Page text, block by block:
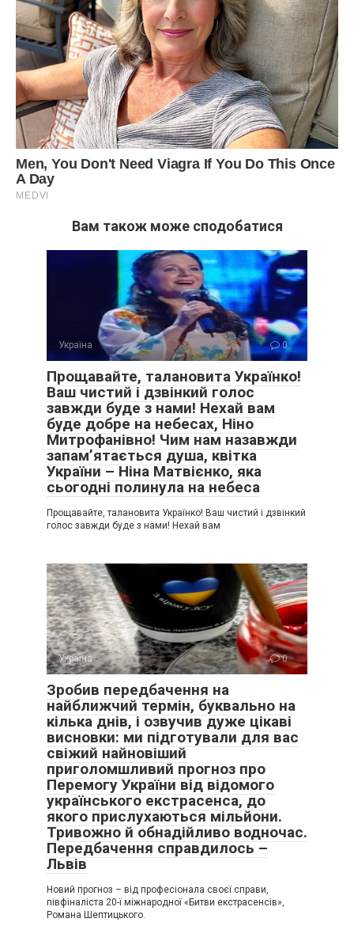
Вам також може сподобатися
Україна 0
Прощавайте, талановита Українко!
Ваш чистий і дзвінкий голос
завжди буде з нами! Нехай вам
буде добре на небесах, Ніно
Митрофанівно! Чим нам назавжди
запам’ятається душа, квітка
України – Ніна Матвієнко, яка
сьогодні полинула на небеса
Прощавайте, талановита Українко! Ваш чистий і дзвінкий
голос завжди буде з нами! Нехай вам
Україна 0
Зробив передбачення на
найближчий термін, буквально на
кілька днів, і озвучив дуже цікаві
висновки: ми підготували для вас
свіжий найновіший
приголомшливий прогноз про
Перемогу України від відомого
українського екстрасенса, до
якого прислухаються мільйони.
Тривожно й обнадійливо водночас.
Передбачення справдилось –
Львів
Новий прогноз – від професіонала своєї справи,
півфіналіста 20-ї міжнародної «Битви екстрасенсів»,
Романа Шептицького.